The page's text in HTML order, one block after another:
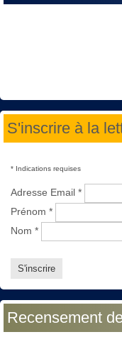
S'inscrire à la
* Indications requises
Adresse Email *
Prénom *
Nom *
Recensement